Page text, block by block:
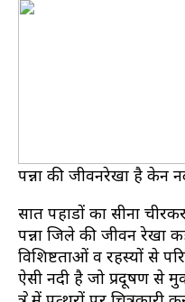
पन्ना की जीवनरेखा है केन
सात पहाडों का सीना
पन्ना जिले की जीवन रेखा
विशिष्टताओं व रहस्यों से
ऐसी नदी है जो प्रदूषण से